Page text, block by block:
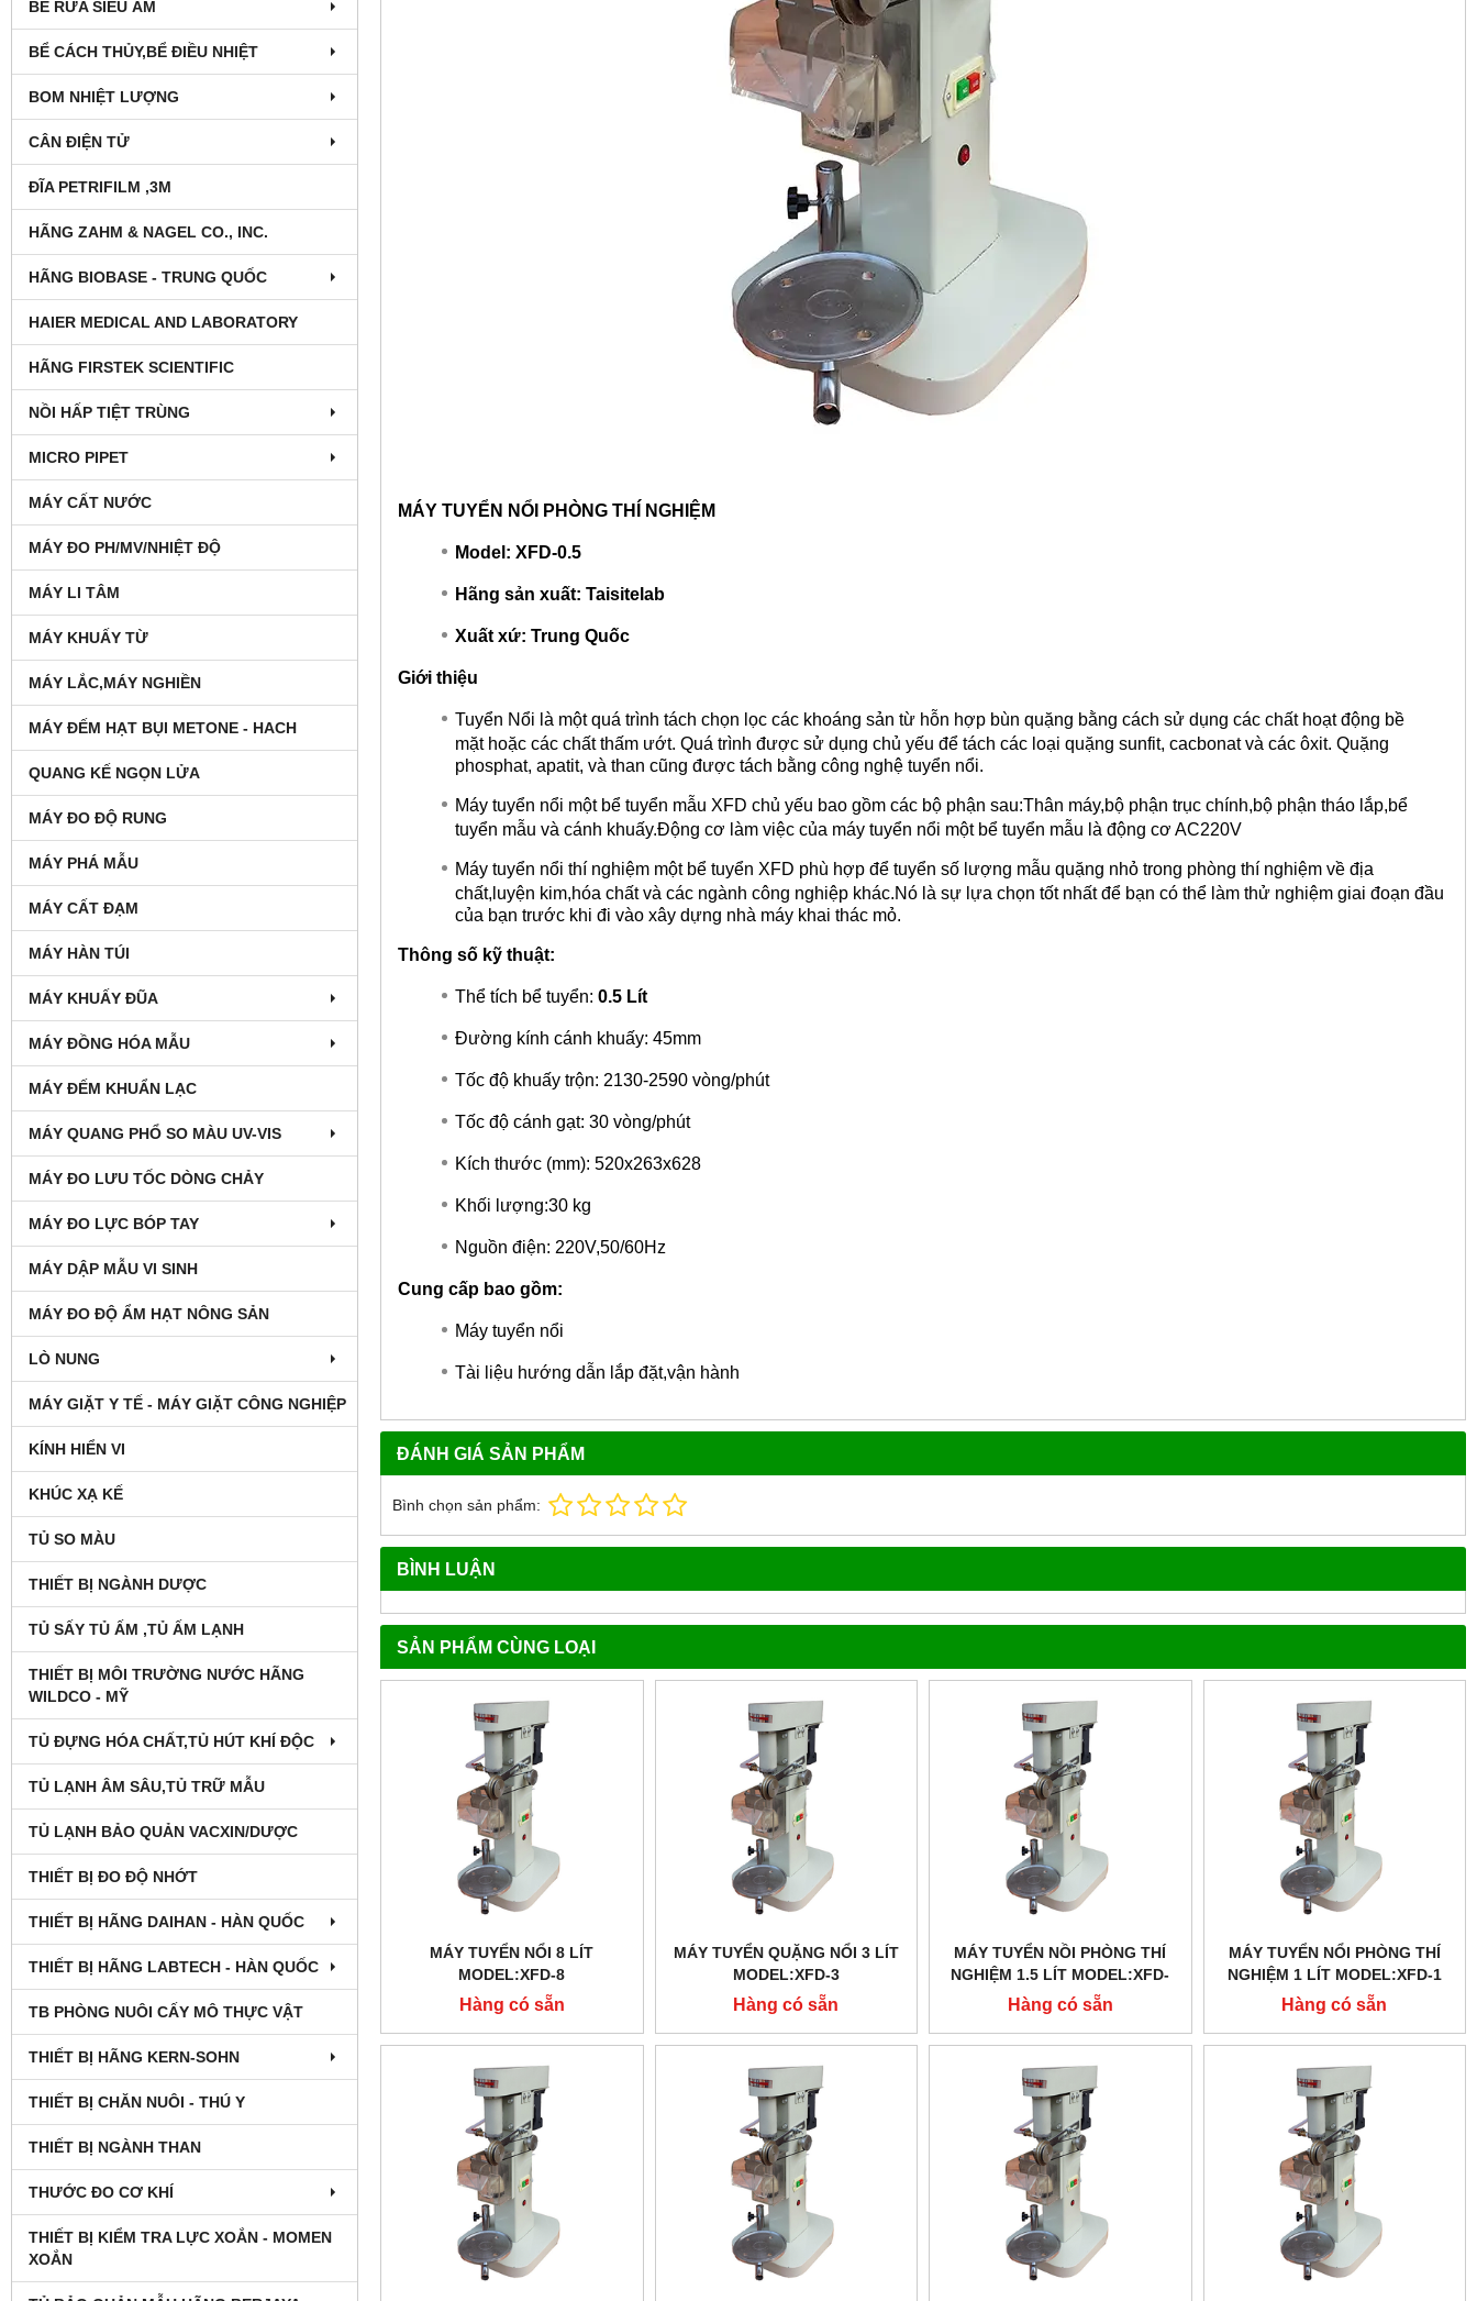
BỂ RỬA SIÊU ÂM
BỂ CÁCH THỦY,BỂ ĐIỀU NHIỆT
BOM NHIỆT LƯỢNG
CÂN ĐIỆN TỬ
ĐĨA PETRIFILM ,3M
HÃNG ZAHM & NAGEL CO., INC.
HÃNG BIOBASE - TRUNG QUỐC
HAIER MEDICAL AND LABORATORY
HÃNG FIRSTEK SCIENTIFIC
NỒI HẤP TIỆT TRÙNG
MICRO PIPET
MÁY CẤT NƯỚC
MÁY ĐO PH/MV/NHIỆT ĐỘ
MÁY LI TÂM
MÁY KHUẤY TỪ
MÁY LẮC,MÁY NGHIỀN
MÁY ĐẾM HẠT BỤI METONE - HACH
QUANG KẾ NGỌN LỬA
MÁY ĐO ĐỘ RUNG
MÁY PHÁ MẪU
MÁY CẤT ĐẠM
MÁY HÀN TÚI
MÁY KHUẤY ĐŨA
MÁY ĐỒNG HÓA MẪU
MÁY ĐẾM KHUẨN LẠC
MÁY QUANG PHỔ SO MÀU UV-VIS
MÁY ĐO LƯU TỐC DÒNG CHẢY
MÁY ĐO LỰC BÓP TAY
MÁY DẬP MẪU VI SINH
MÁY ĐO ĐỘ ẨM HẠT NÔNG SẢN
LÒ NUNG
MÁY GIẶT Y TẾ - MÁY GIẶT CÔNG NGHIỆP
KÍNH HIỂN VI
KHÚC XẠ KẾ
TỦ SO MÀU
THIẾT BỊ NGÀNH DƯỢC
TỦ SẤY TỦ ẤM ,TỦ ẤM LẠNH
THIẾT BỊ MÔI TRƯỜNG NƯỚC HÃNG
WILDCO - MỸ
TỦ ĐỰNG HÓA CHẤT,TỦ HÚT KHÍ ĐỘC
TỦ LẠNH ÂM SÂU,TỦ TRỮ MẪU
TỦ LẠNH BẢO QUẢN VACXIN/DƯỢC
THIẾT BỊ ĐO ĐỘ NHỚT
THIẾT BỊ HÃNG DAIHAN - HÀN QUỐC
THIẾT BỊ HÃNG LABTECH - HÀN QUỐC
TB PHÒNG NUÔI CẤY MÔ THỰC VẬT
THIẾT BỊ HÃNG KERN-SOHN
THIẾT BỊ CHĂN NUÔI - THÚ Y
THIẾT BỊ NGÀNH THAN
THƯỚC ĐO CƠ KHÍ
THIẾT BỊ KIỂM TRA LỰC XOẮN - MOMEN
XOẮN
MÁY TUYỂN NỔI PHÒNG THÍ NGHIỆM
Model: XFD-0.5
Hãng sản xuất: Taisitelab
Xuất xứ: Trung Quốc
Giới thiệu
Tuyển Nổi là một quá trình tách chọn lọc các khoáng sản từ hỗn hợp bùn quặng bằng cách sử dụng các chất hoạt động bề
mặt hoặc các chất thấm ướt. Quá trình được sử dụng chủ yếu để tách các loại quặng sunfit, cacbonat và các ôxit. Quặng
phosphat, apatit, và than cũng được tách bằng công nghệ tuyển nổi.
Máy tuyển nổi một bể tuyển mẫu XFD chủ yếu bao gồm các bộ phận sau:Thân máy,bộ phận trục chính,bộ phận tháo lắp,bể
tuyển mẫu và cánh khuấy.Động cơ làm việc của máy tuyển nổi một bể tuyển mẫu là động cơ AC220V
Máy tuyển nổi thí nghiệm một bể tuyển XFD phù hợp để tuyển số lượng mẫu quặng nhỏ trong phòng thí nghiệm về địa
chất,luyện kim,hóa chất và các ngành công nghiệp khác.Nó là sự lựa chọn tốt nhất để bạn có thể làm thử nghiệm giai đoạn đầu
của bạn trước khi đi vào xây dựng nhà máy khai thác mỏ.
Thông số kỹ thuật:
Thể tích bể tuyển: 0.5 Lít
Đường kính cánh khuấy: 45mm
Tốc độ khuấy trộn: 2130-2590 vòng/phút
Tốc độ cánh gạt: 30 vòng/phút
Kích thước (mm): 520x263x628
Khối lượng:30 kg
Nguồn điện: 220V,50/60Hz
Cung cấp bao gồm:
Máy tuyển nổi
Tài liệu hướng dẫn lắp đặt,vận hành
ĐÁNH GIÁ SẢN PHẨM
Bình chọn sản phẩm:
BÌNH LUẬN
SẢN PHẨM CÙNG LOẠI
MÁY TUYỂN NỔI 8 LÍT
MODEL:XFD-8
Hàng có sẵn
MÁY TUYỂN QUẶNG NỔI 3 LÍT
MODEL:XFD-3
Hàng có sẵn
MÁY TUYỂN NỒI PHÒNG THÍ
NGHIỆM 1.5 LÍT MODEL:XFD-
1.5
Hàng có sẵn
MÁY TUYỂN NỔI PHÒNG THÍ
NGHIỆM 1 LÍT MODEL:XFD-1
Hàng có sẵn